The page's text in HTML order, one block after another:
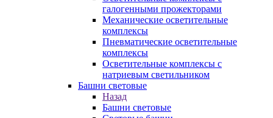
галогенными прожекторами
Механические осветительные
комплексы
Пневматические осветительные
комплексы
Осветительные комплексы с
натриевым светильником
Башни световые
Назад
Башни световые